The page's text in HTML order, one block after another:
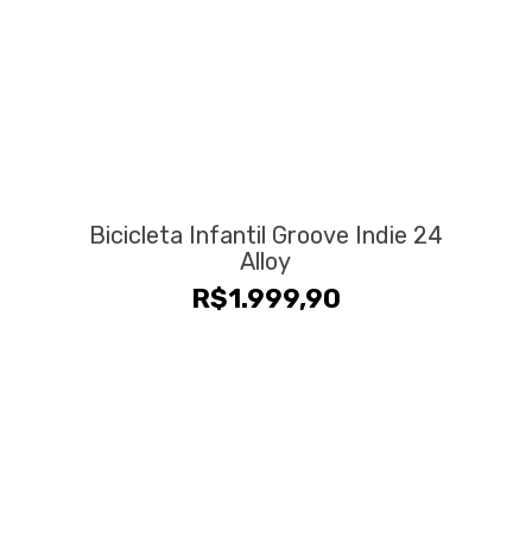
Bicicleta Infantil Groove Indie 24
Alloy
R$1.999,90